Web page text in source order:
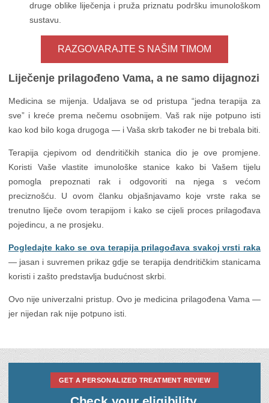
druge oblike liječenja i pruža priznatu podršku imunološkom
sustavu.
RAZGOVARAJTE S NAŠIM TIMOM
Liječenje prilagođeno Vama, a ne samo dijagnozi
Medicina se mijenja. Udaljava se od pristupa “jedna terapija za
sve” i kreće prema nečemu osobnijem. Vaš rak nije potpuno isti
kao kod bilo koga drugoga — i Vaša skrb također ne bi trebala biti.
Terapija cjepivom od dendritičkih stanica dio je ove promjene.
Koristi Vaše vlastite imunološke stanice kako bi Vašem tijelu
pomogla prepoznati rak i odgovoriti na njega s većom
preciznošću. U ovom članku objašnjavamo koje vrste raka se
trenutno liječe ovom terapijom i kako se cijeli proces prilagođava
pojedincu, a ne prosjeku.
Pogledajte kako se ova terapija prilagođava svakoj vrsti raka
— jasan i suvremen prikaz gdje se terapija dendritičkim stanicama
koristi i zašto predstavlja budućnost skrbi.
Ovo nije univerzalni pristup. Ovo je medicina prilagođena Vama —
jer nijedan rak nije potpuno isti.
GET A PERSONALIZED TREATMENT REVIEW